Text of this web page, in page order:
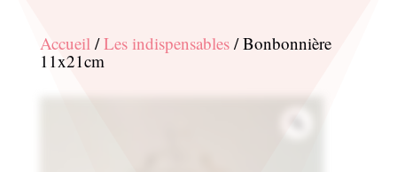
Accueil/Les indispensables/ Bonbonnière
11x21cm